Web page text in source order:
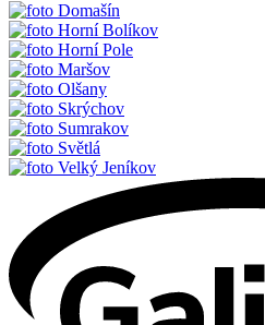
Domašín
Horní Bolíkov
Horní Pole
Maršov
Olšany
Skrýchov
Sumrakov
Světlá
Velký Jeníkov